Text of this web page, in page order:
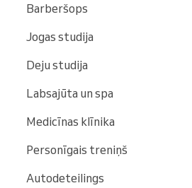
Barberšops
Jogas studija
Deju studija
Labsajūta un spa
Medicīnas klīnika
Personīgais treniņš
Autodeteilings